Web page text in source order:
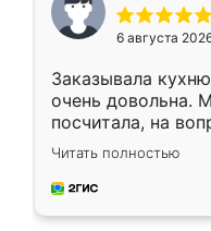
6 августа
Заказывала
очень довольна.
посчитала, на
Замерщик
делу со всей
за день, ребята
Читать полностью